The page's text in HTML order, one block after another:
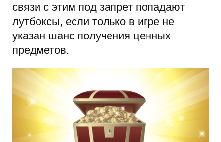
связи с этим под запрет попадают
лутбоксы, если только в игре не
указан шанс получения ценных
предметов.